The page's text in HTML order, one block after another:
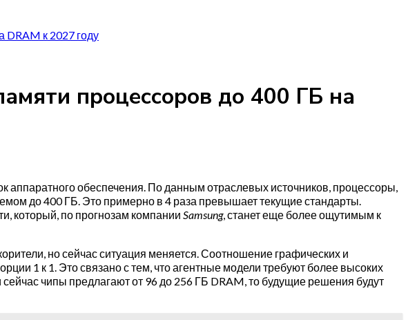
DRAM к 2027 году
процессоров до 400 ГБ на
аппаратного обеспечения. По данным отраслевых источников, процессоры,
до 400 ГБ. Это примерно в 4 раза превышает текущие стандарты.
который, по прогнозам компании Samsung, станет еще более ощутимым к
но сейчас ситуация меняется. Соотношение графических и
1 к 1. Это связано с тем, что агентные модели требуют более высоких
чипы предлагают от 96 до 256 ГБ DRAM, то будущие решения будут